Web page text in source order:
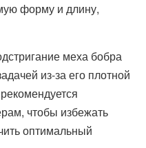
форму и длину,
меха бобра
из-за его плотной
чтобы избежать
оптимальный